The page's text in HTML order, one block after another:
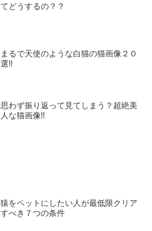
てどうするの？？
まるで天使のような白猫の猫画像２０
選!!
思わず振り返って見てしまう？超絶美
人な猫画像!!
猿をペットにしたい人が最低限クリア
すべき７つの条件